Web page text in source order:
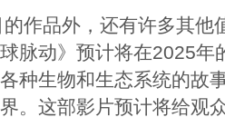
作品外，还有许多其他
脉动》预计将在2025年
种生物和生态系统的故
。这部影片预计将给观